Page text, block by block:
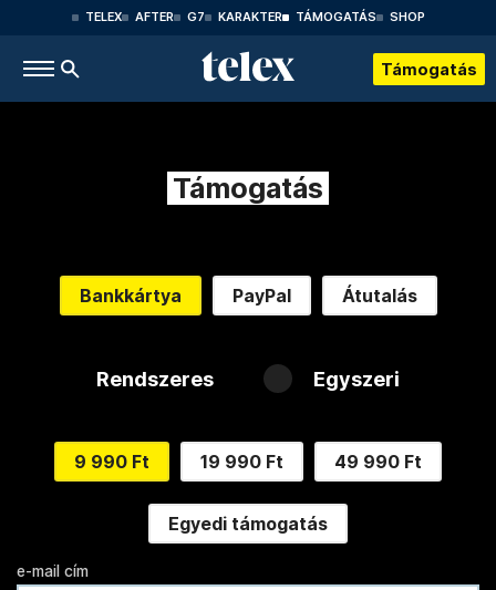
TELEX AFTER G7 KARAKTER TÁMOGATÁS SHOP
Támogatás
Támogatás
Bankkártya PayPal Átutalás
Rendszeres Egyszeri
9 990 Ft 19 990 Ft 49 990 Ft
Egyedi támogatás
e-mail cím